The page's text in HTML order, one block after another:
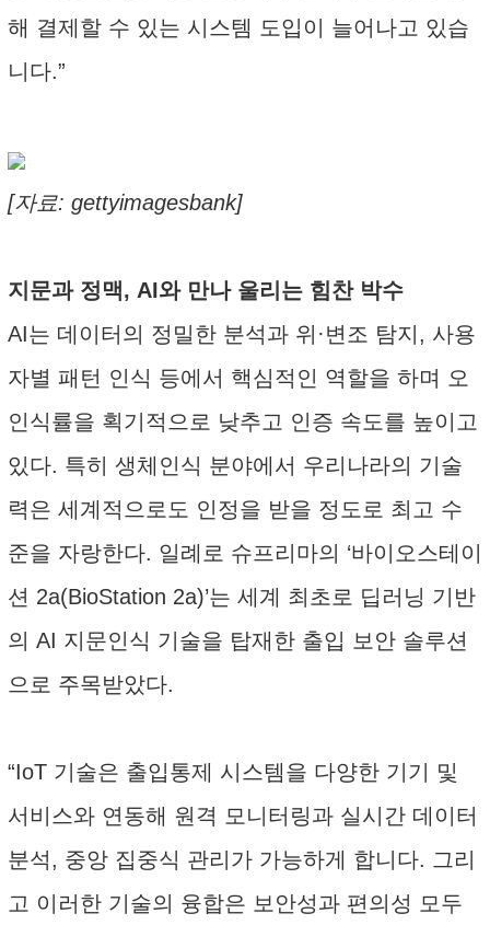
해 결제할 수 있는 시스템 도입이 늘어나고 있습
니다.”
[자료: gettyimagesbank]
지문과 정맥, AI와 만나 울리는 힘찬 박수
AI는 데이터의 정밀한 분석과 위·변조 탐지, 사용
자별 패턴 인식 등에서 핵심적인 역할을 하며 오
인식률을 획기적으로 낮추고 인증 속도를 높이고
있다. 특히 생체인식 분야에서 우리나라의 기술
력은 세계적으로도 인정을 받을 정도로 최고 수
준을 자랑한다. 일례로 슈프리마의 ‘바이오스테이
션 2a(BioStation 2a)’는 세계 최초로 딥러닝 기반
의 AI 지문인식 기술을 탑재한 출입 보안 솔루션
으로 주목받았다.
“IoT 기술은 출입통제 시스템을 다양한 기기 및
서비스와 연동해 원격 모니터링과 실시간 데이터
분석, 중앙 집중식 관리가 가능하게 합니다. 그리
고 이러한 기술의 융합은 보안성과 편의성 모두